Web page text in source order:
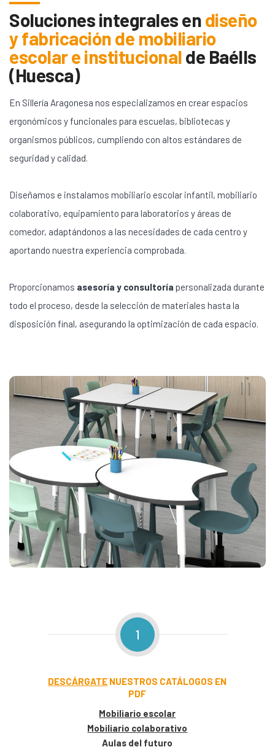
Soluciones integrales endiseño
y fabricación de mobiliario
escolar e institucionalde Baélls
(Huesca)
En Sillería Aragonesa nos especializamos en crear espacios
ergonómicos y funcionales para escuelas, bibliotecas y
organismos públicos, cumpliendo con altos estándares de
seguridad y calidad.
Diseñamos e instalamos mobiliario escolar infantil, mobiliario
colaborativo, equipamiento para laboratorios y áreas de
comedor, adaptándonos a las necesidades de cada centro y
aportando nuestra experiencia comprobada.
Proporcionamos asesoría y consultoría personalizada durante
todo el proceso, desde la selección de materiales hasta la
disposición final, asegurando la optimización de cada espacio.
1
DESCÁRGATE NUESTROS CATÁLOGOS EN
PDF
Mobiliario escolar
Mobiliario colaborativo
Aulas del futuro